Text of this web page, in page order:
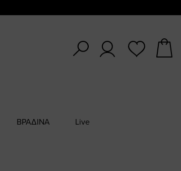
ΒΡΑΔΙΝΑ Live